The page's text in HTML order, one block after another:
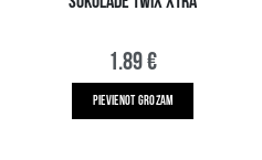
1.89 €
PIEVIENOT GROZAM